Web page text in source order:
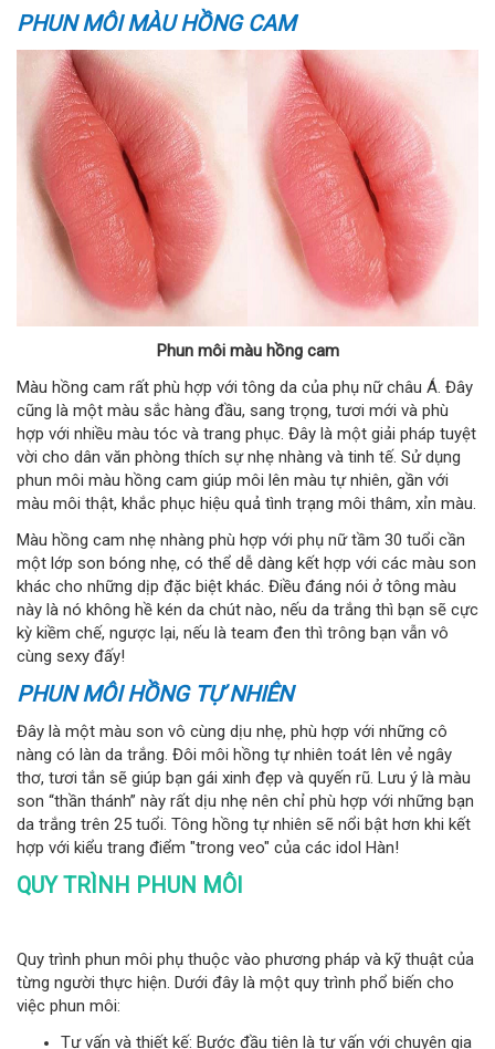
PHUN MÔI MÀU HỒNG CAM
Phun môi màu hồng cam
Màu hồng cam rất phù hợp với tông da của phụ nữ châu Á. Đây
cũng là một màu sắc hàng đầu, sang trọng, tươi mới và phù
hợp với nhiều màu tóc và trang phục. Đây là một giải pháp tuyệt
vời cho dân văn phòng thích sự nhẹ nhàng và tinh tế. Sử dụng
phun môi màu hồng cam giúp môi lên màu tự nhiên, gần với
màu môi thật, khắc phục hiệu quả tình trạng môi thâm, xỉn màu.
Màu hồng cam nhẹ nhàng phù hợp với phụ nữ tầm 30 tuổi cần
một lớp son bóng nhẹ, có thể dễ dàng kết hợp với các màu son
khác cho những dịp đặc biệt khác. Điều đáng nói ở tông màu
này là nó không hề kén da chút nào, nếu da trắng thì bạn sẽ cực
kỳ kiềm chế, ngược lại, nếu là team đen thì trông bạn vẫn vô
cùng sexy đấy!
PHUN MÔI HỒNG TỰ NHIÊN
Đây là một màu son vô cùng dịu nhẹ, phù hợp với những cô
nàng có làn da trắng. Đôi môi hồng tự nhiên toát lên vẻ ngây
thơ, tươi tắn sẽ giúp bạn gái xinh đẹp và quyến rũ. Lưu ý là màu
son “thần thánh” này rất dịu nhẹ nên chỉ phù hợp với những bạn
da trắng trên 25 tuổi. Tông hồng tự nhiên sẽ nổi bật hơn khi kết
hợp với kiểu trang điểm "trong veo" của các idol Hàn!
QUY TRÌNH PHUN MÔI
Quy trình phun môi phụ thuộc vào phương pháp và kỹ thuật của
từng người thực hiện. Dưới đây là một quy trình phổ biến cho
việc phun môi:
Tư vấn và thiết kế: Bước đầu tiên là tư vấn với chuyên gia